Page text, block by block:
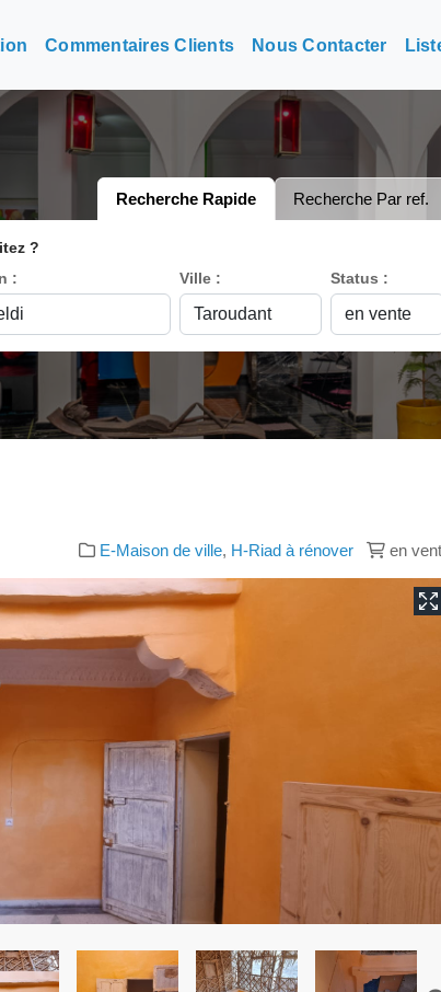
Commentaires Clients Nous Contacter
Recherche Rapide Recherche Par ref.
?
:
Ville : Status :
E-Maison de ville, H-Riad à rénover en